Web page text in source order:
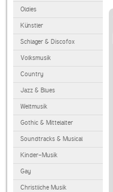
Oldies
Künstler
Schlager & Discofox
Volksmusik
Country
Jazz & Blues
Weltmusik
Gothic & Mittelalter
Soundtracks & Musical
Kinder-Musik
Gay
Christliche Musik